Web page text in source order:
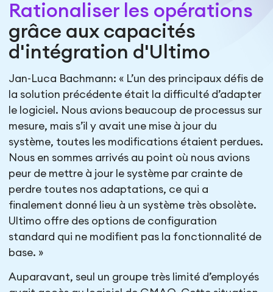
Rationaliser les opérations
grâce aux capacités
d'intégration d'Ultimo
Jan-Luca Bachmann: « L’un des principaux défis de
la solution précédente était la difficulté d’adapter
le logiciel. Nous avions beaucoup de processus sur
mesure, mais s’il y avait une mise à jour du
système, toutes les modifications étaient perdues.
Nous en sommes arrivés au point où nous avions
peur de mettre à jour le système par crainte de
perdre toutes nos adaptations, ce qui a
finalement donné lieu à un système très obsolète.
Ultimo offre des options de configuration
standard qui ne modifient pas la fonctionnalité de
base. »
Auparavant, seul un groupe très limité d’employés